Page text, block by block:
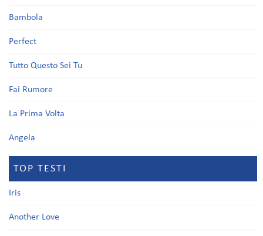
Bambola
Perfect
Tutto Questo Sei Tu
Fai Rumore
La Prima Volta
Angela
TOP TESTI
Iris
Another Love